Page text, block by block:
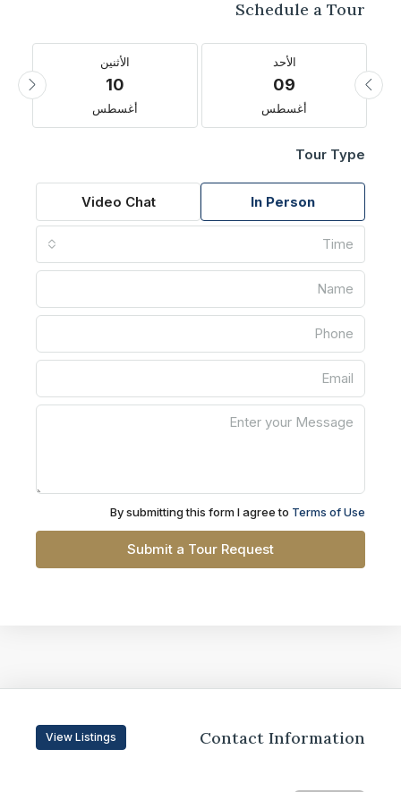
Schedule a Tour
الأحد
09
أغسطس
الأثنين
10
أغسطس
Tour Type
In Person
Video Chat
Time
By submitting this form I agree toTerms of Use
Submit a Tour Request
Contact Information
View Listings